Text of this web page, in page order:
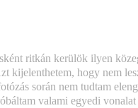
ritkán kerülök ilyen
kijelenthetem, hogy nem
során nem tudtam
valami egyedi